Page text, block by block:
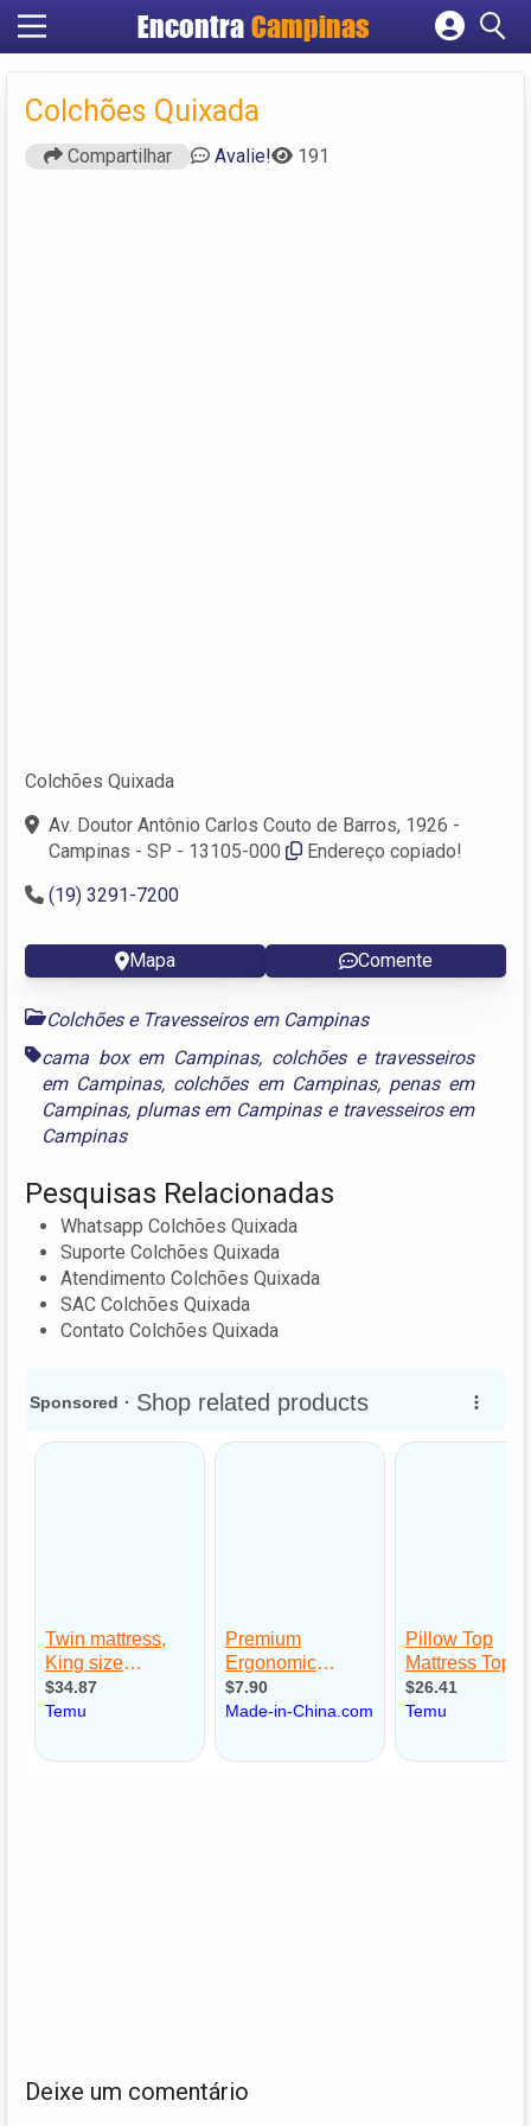
Encontra Campinas
Cadastrar empresa
Criar conta
Colchões Quixada
Compartilhar Avalie! 191
Colchões Quixada
Av. Doutor Antônio Carlos Couto de Barros, 1926 -
Campinas - SP - 13105-000
Endereço copiado!
(19) 3291-7200
Mapa Comente
Colchões e Travesseiros em Campinas
cama box em Campinas, colchões e travesseiros
em Campinas, colchões em Campinas, penas em
Campinas, plumas em Campinase travesseiros em
Campinas
Pesquisas Relacionadas
Whatsapp Colchões Quixada
Suporte Colchões Quixada
Atendimento Colchões Quixada
SAC Colchões Quixada
Contato Colchões Quixada
Deixe um comentário